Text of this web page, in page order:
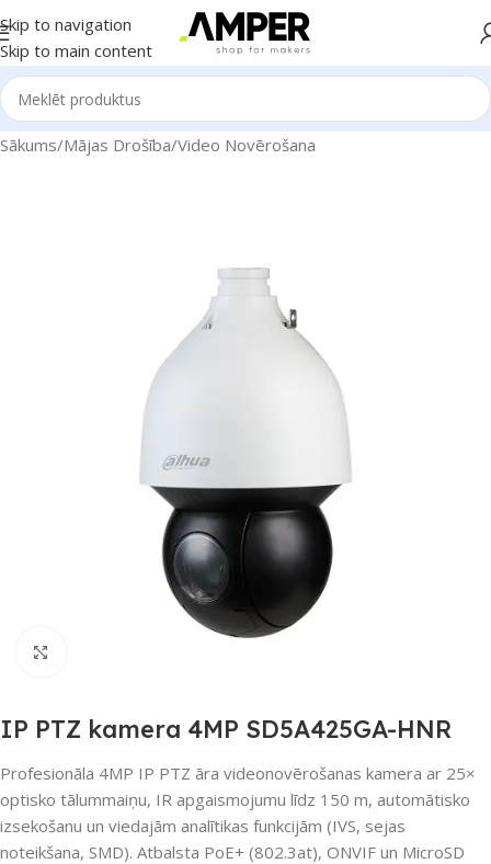
Skip to navigation
Skip to main content
Sākums/Mājas Drošība/Video Novērošana
IP PTZ kamera 4MP SD5A425GA-HNR
Profesionāla 4MP IP PTZ āra videonovērošanas kamera ar 25×
optisko tālummaiņu, IR apgaismojumu līdz 150 m, automātisko
izsekošanu un viedajām analītikas funkcijām (IVS, sejas
noteikšana, SMD). Atbalsta PoE+ (802.3at), ONVIF un MicroSD